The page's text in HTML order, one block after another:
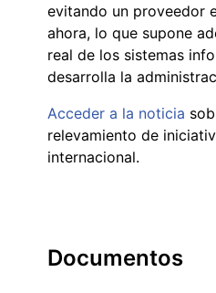
evitando un proveedor
ahora, lo que supone
real de los sistemas
desarrolla la
Acceder a la noticia
relevamiento de
internacional.
Documentos